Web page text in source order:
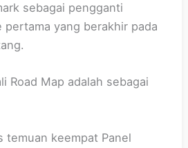
sebagai pengganti
pertama yang berakhir pada
Road Map adalah sebagai
temuan keempat Panel